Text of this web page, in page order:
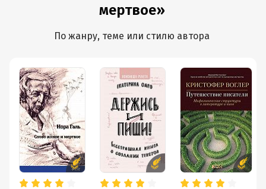
мертвое»
По жанру, теме или стилю автора